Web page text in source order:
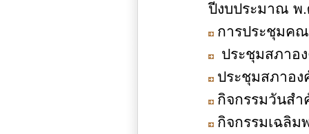
ปีงบประมาณ พ.
การประชุมคณ
ประชุมสภาอ
ประชุมสภาอ
กิจกรรมวันส
กิจกรรมเฉลิม